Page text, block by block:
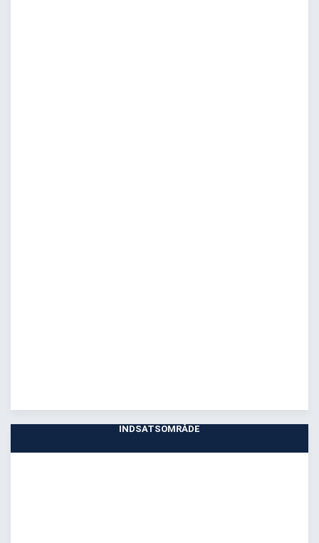
INDSATSOMRÅDE